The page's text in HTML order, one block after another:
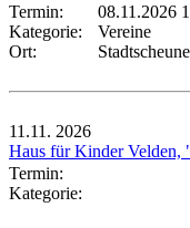
Termin:
08.11.2026
Kategorie:
Vereine
Ort:
11.11. 2026
Haus für Kinder Velden,
Termin:
Kategorie: